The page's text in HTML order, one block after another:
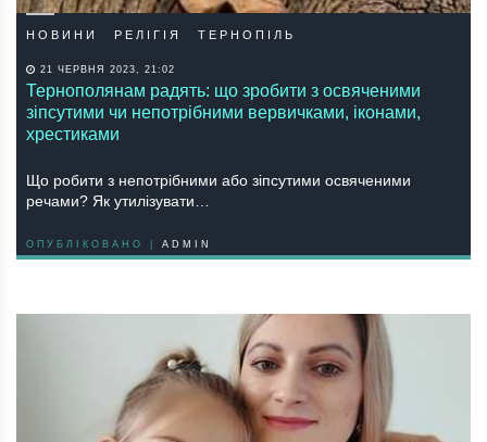
НОВИНИ РЕЛІГІЯ ТЕРНОПІЛЬ
21 ЧЕРВНЯ 2023, 21:02
Тернополянам радять: що зробити з освяченими
зіпсутими чи непотрібними вервичками, іконами,
хрестиками
Що робити з непотрібними або зіпсутими освяченими
речами? Як утилізувати…
ОПУБЛІКОВАНО | ADMIN